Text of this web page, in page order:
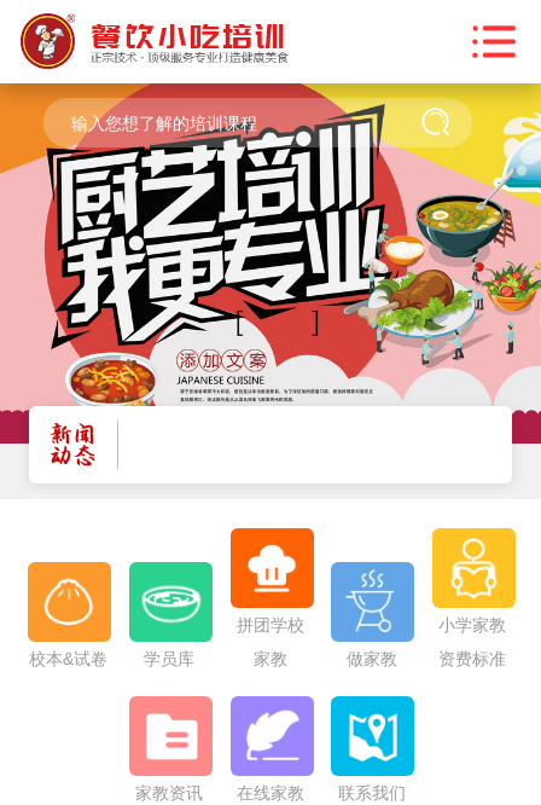
校本&试卷 学员库
拼团学校
家教
做家教
小学家教
资费标准
家教资讯 在线家教 联系我们